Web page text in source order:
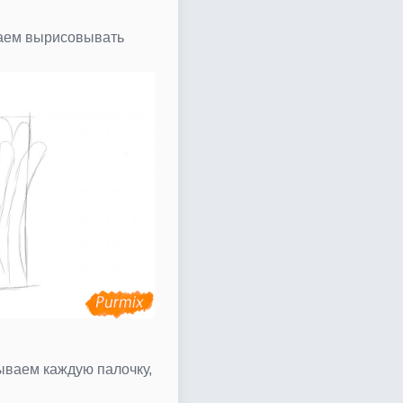
вырисовывать
каждую палочку,